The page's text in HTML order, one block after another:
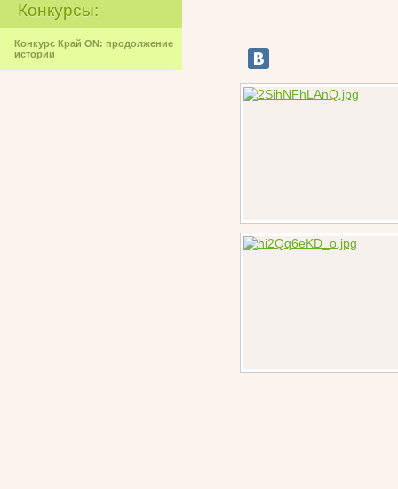
Конкурсы:
Конкурс Край ON: продолжение
истории